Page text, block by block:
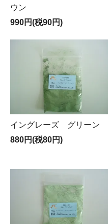
ウン
990円(税90円)
イングレーズ グリーン
880円(税80円)